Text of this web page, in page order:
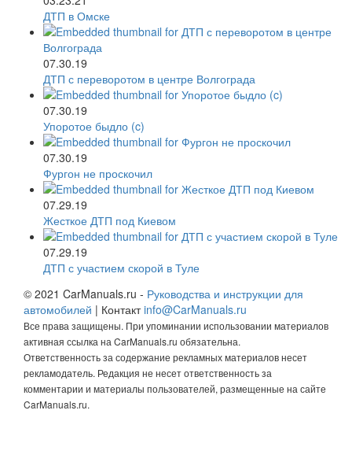
ДТП в Омске
07.30.19
ДТП с переворотом в центре Волгограда
07.30.19
Упоротое быдло (c)
07.30.19
Фургон не проскочил
07.29.19
Жесткое ДТП под Киевом
07.29.19
ДТП с участием скорой в Туле
© 2021 CarManuals.ru - Руководства и инструкции для
автомобилей | Контактinfo@CarManuals.ru
Все права защищены. При упоминании использовании материалов
активная ссылка на CarManuals.ru обязательна.
Ответственность за содержание рекламных материалов несет
рекламодатель. Редакция не несет ответственность за
комментарии и материалы пользователей, размещенные на сайте
CarManuals.ru.